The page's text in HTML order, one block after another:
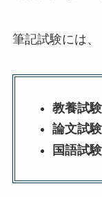
筆記試験には、
教養試験
論文試験
国語試験